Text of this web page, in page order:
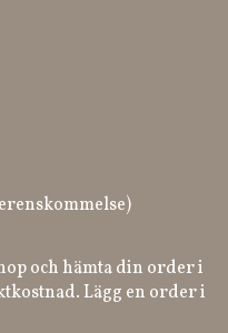
och hämta din order i
Lägg en order i